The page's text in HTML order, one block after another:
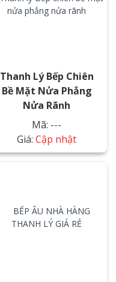
Thanh Lý Bếp Chiên
Bề Mặt Nửa Phẳng
Nửa Rãnh
Mã: ---
Giá: Cập nhật